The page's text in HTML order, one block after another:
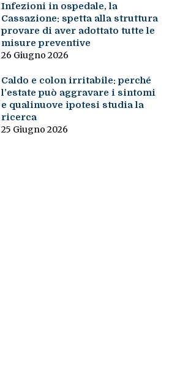
Infezioni in ospedale, la
Cassazione: spetta alla struttura
provare di aver adottato tutte le
misure preventive
26 Giugno 2026
Caldo e colon irritabile: perché
l’estate può aggravare i sintomi
e qualinuove ipotesi studia la
ricerca
25 Giugno 2026